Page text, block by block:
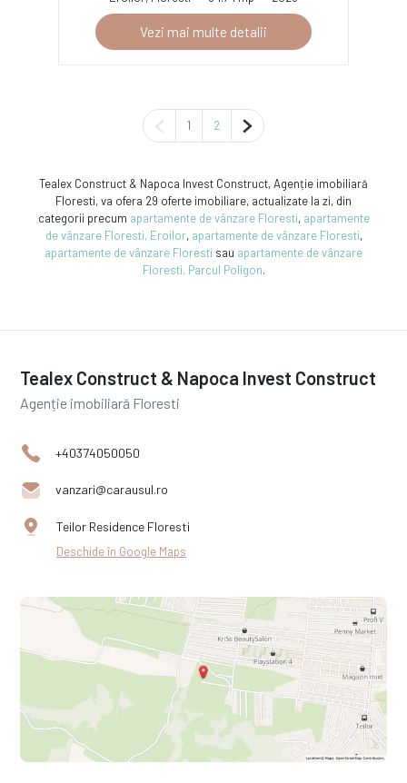
Vezi mai multe detalii
Pagina anterioară
1 2 Pagina următoare
Tealex Construct & Napoca Invest Construct, Agenție imobiliară
Floresti, va ofera 29 oferte imobiliare, actualizate la zi, din
categorii precum apartamente de vânzare Floresti, apartamente
de vânzare Floresti, Eroilor, apartamente de vânzare Floresti,
apartamente de vânzare Floresti sau apartamente de vânzare
Floresti, Parcul Poligon.
Tealex Construct & Napoca Invest Construct
Agenție imobiliară Floresti
+40374050050
vanzari@carausul.ro
Teilor Residence Floresti
Deschide în Google Maps